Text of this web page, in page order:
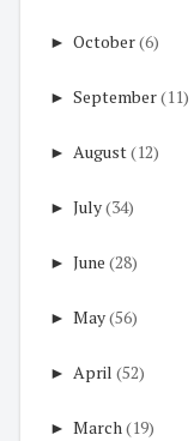
► October(6)
► September(11)
► August(12)
► July(34)
► June (28)
► May(56)
► April (52)
► March(19)